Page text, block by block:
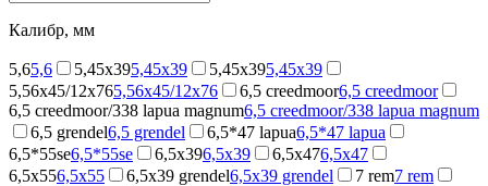
Калибр, мм
5,65,6 5,45x395,45x39 5,45х395,45х39
5,56x45/12x765,56x45/12x76 6,5 creedmoor6,5 creedmoor
6,5 creedmoor/338 lapua magnum6,5 creedmoor/338 lapua magnum
6,5 grendel6,5 grendel 6,5*47 lapua6,5*47 lapua
6,5*55se6,5*55se 6,5x396,5x39 6,5x476,5x47
6,5x556,5x55 6,5х39 grendel6,5х39 grendel 7 rem7 rem